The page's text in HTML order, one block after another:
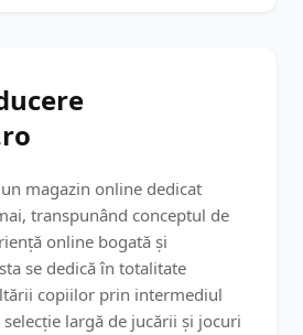
magazin online dedicat
transpunând conceptul de
online bogată și
se dedică în totalitate
copiilor prin intermediul
largă de jucării și jocuri